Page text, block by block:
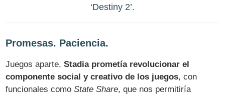
‘Destiny 2’.
Promesas. Paciencia.
Juegos aparte,Stadia prometía revolucionar el
componente social y creativo de los juegos, con
funcionales comoState Share, que nos permitiría